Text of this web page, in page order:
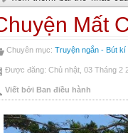
Mất
Chuyên mục:Truyện ngắn - Bút kí
Được đăng: Chủ nhật, 03 Tháng 2
Viết bởi Ban điều hành